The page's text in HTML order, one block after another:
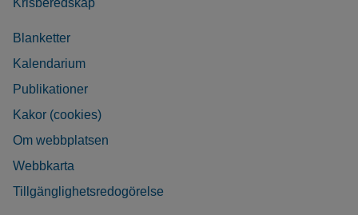
Krisberedskap
Blanketter
Kalendarium
Publikationer
Kakor (cookies)
Om webbplatsen
Webbkarta
Tillgänglighetsredogörelse